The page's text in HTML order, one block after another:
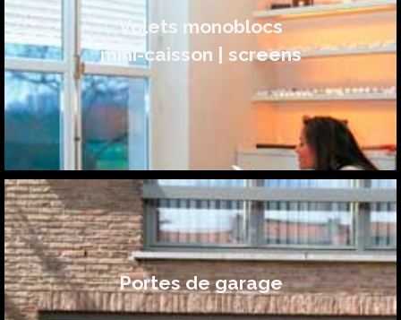
Volets monoblocs
mini-caisson | screens
Portes de garage